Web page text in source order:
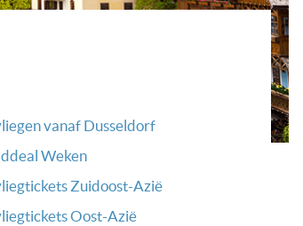
vanaf Dusseldorf
Weken
Zuidoost-Azië
Oost-Azië